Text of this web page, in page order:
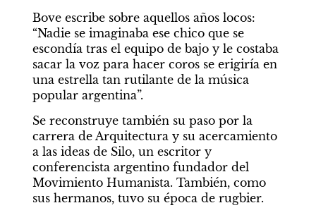
Bove escribe sobre aquellos años locos:
“Nadie se imaginaba ese chico que se
escondía tras el equipo de bajo y le costaba
sacar la voz para hacer coros se erigiría en
una estrella tan rutilante de la música
popular argentina”.
Se reconstruye también su paso por la
carrera de Arquitectura y su acercamiento
a las ideas de Silo, un escritor y
conferencista argentino fundador del
Movimiento Humanista. También, como
sus hermanos, tuvo su época de rugbier.